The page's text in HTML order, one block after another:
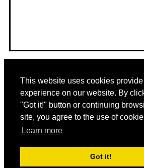
This website uses cookies
experience on our website. By
"Got it!" button or continuing
site, you agree to the use of
Learn more
Got it!
Disclaimer: As informações apresentadas neste site é a
para sua referência.Triptimeto.com não se
consequentes danos / resultou das
Copyright 2015-2026
Contact Usfor